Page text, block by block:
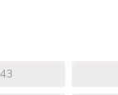
43